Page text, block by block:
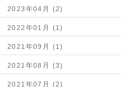
2023年04月 (2)
2022年01月 (1)
2021年09月 (1)
2021年08月 (3)
2021年07月 (2)